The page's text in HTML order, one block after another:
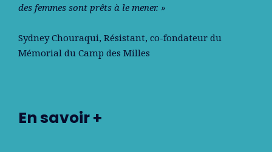
des femmes sont prêts à le mener. »
Sydney Chouraqui, Résistant, co-fondateur du
Mémorial du Camp des Milles
En savoir +